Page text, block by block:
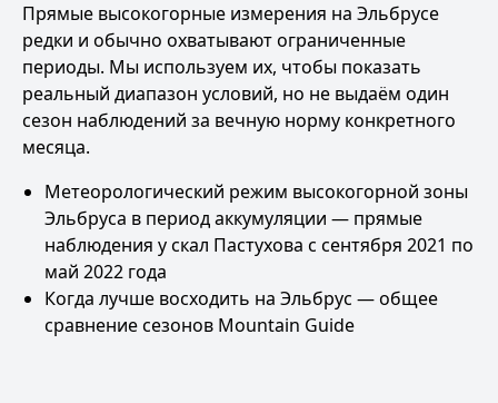
Прямые высокогорные измерения на Эльбрусе
редки и обычно охватывают ограниченные
периоды. Мы используем их, чтобы показать
реальный диапазон условий, но не выдаём один
сезон наблюдений за вечную норму конкретного
месяца.
Метеорологический режим высокогорной зоны
Эльбруса в период аккумуляции — прямые
наблюдения у скал Пастухова с сентября 2021 по
май 2022 года
Когда лучше восходить на Эльбрус — общее
сравнение сезонов Mountain Guide